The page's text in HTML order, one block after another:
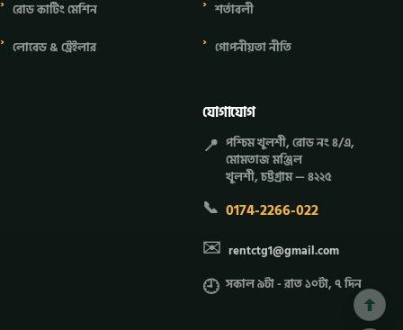
রোড কাটিং মেশিন
লোবেড & ট্রেইলার
শর্তাবলী
গোপনীয়তা নীতি
যোগাযোগ
📍 পশ্চিম খুলশী, রোড নং ৪/এ,
মোমতাজ মঞ্জিল
খুলশী, চট্টগ্রাম — ৪২২৫
📞 0174-2266-022
✉️ rentctg1@gmail.com
🕘 সকাল ৯টা - রাত ১০টা, ৭ দিন